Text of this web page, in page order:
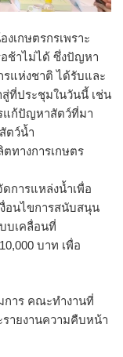
เกษตรกรเพราะ
อช้าไม่ได้ ซึ่งปัญหา
รแห่งชาติ ได้รับและ
ที่ประชุมในวันนี้ เช่น
แก้ปัญหาสัตว์ที่มา
ตว์น้ำ
ทางการเกษตร
การแหล่งน้ำเพื่อ
อนไขการสนับสนุน
บเคลื่อนที่
บาท เพื่อ
าร คณะทำงานที่
รายงานความคืบหน้า